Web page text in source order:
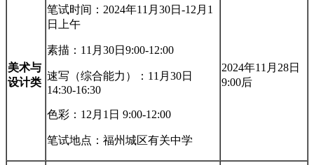
美术与
设计类
笔试时间：2024年11月30日-12月1
日上午
素描：11月30日9:00-12:00
速写（综合能力）：11月30日
14:30-16:30
色彩：12月1日 9:00-12:00
笔试地点：福州城区有关中学
2024年11月28日
9:00后